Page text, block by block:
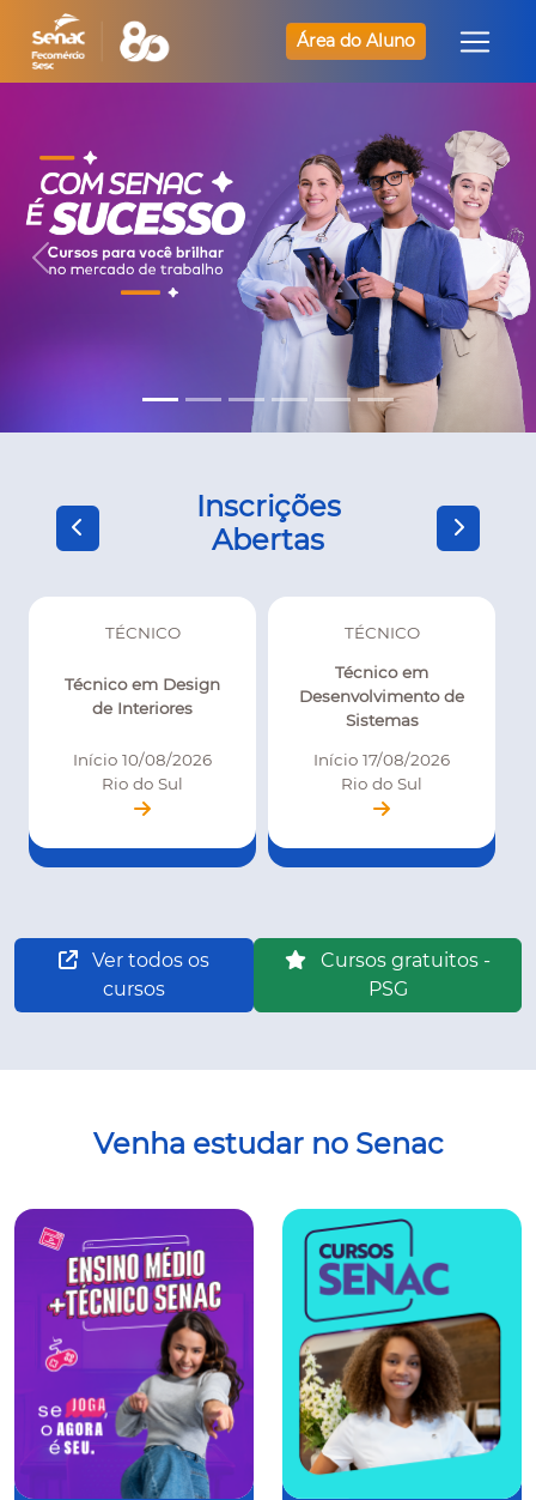
Área do Aluno
Inscrições
Abertas
TÉCNICO
Técnico em Design
de Interiores
Início 10/08/2026
Rio do Sul
TÉCNICO
Técnico em
Desenvolvimento de
Sistemas
Início 17/08/2026
Rio do Sul
Ver todos os
cursos
Cursos gratuitos -
PSG
Venha estudar no Senac